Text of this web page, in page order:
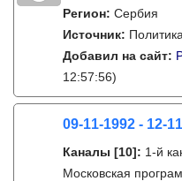
Регион: Сербия
Источник: Политика
Добавил на сайт:
12:57:56)
09-11-1992 - 12-
Каналы [10]: 1-й
Московская